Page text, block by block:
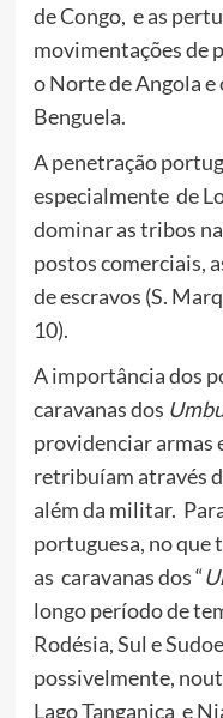
de Congo, e as
movimentações de
o Norte de Angola
Benguela.
A penetração
especialmente de
dominar as tribos
postos comerciais,
de escravos (S.
10).
A importância dos
caravanas dos
providenciar armas
retribuíam através
além da militar.
portuguesa, no que
as caravanas dos “
longo período de
Rodésia, Sul e
possivelmente,
Lago Tanganica e